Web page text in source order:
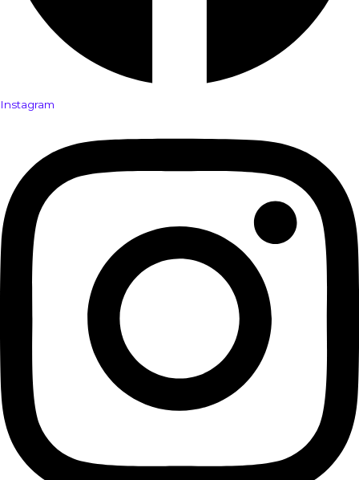
Instagram